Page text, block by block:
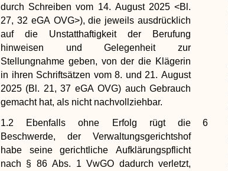
durch Schreiben vom 14. August 2025 <Bl.
27, 32 eGA OVG>), die jeweils ausdrücklich
auf die Unstatthaftigkeit der Berufung
hinweisen und Gelegenheit zur
Stellungnahme geben, von der die Klägerin
in ihren Schriftsätzen vom 8. und 21. August
2025 (Bl. 21, 37 eGA OVG) auch Gebrauch
gemacht hat, als nicht nachvollziehbar.
6
1.2 Ebenfalls ohne Erfolg rügt die
Beschwerde, der Verwaltungsgerichtshof
habe seine gerichtliche Aufklärungspflicht
nach § 86 Abs. 1 VwGO dadurch verletzt,